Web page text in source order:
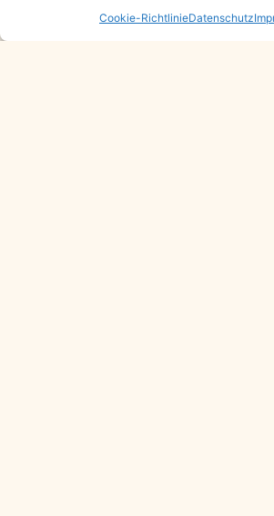
Cookie-RichtlinieDatenschutz
Zum Brief